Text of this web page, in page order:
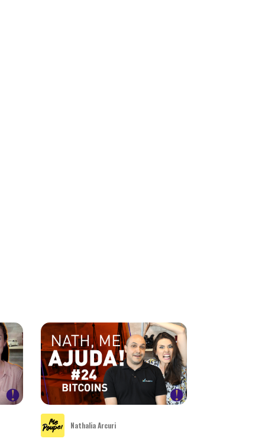
Nathalia Arcuri